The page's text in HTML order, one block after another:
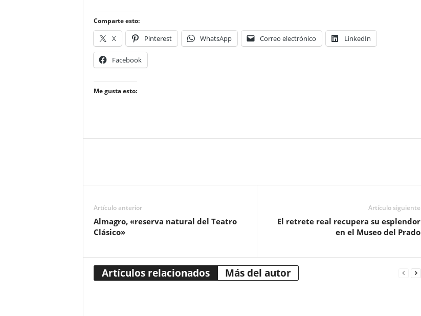
Comparte esto:
X Pinterest WhatsApp Correo electrónico LinkedIn
Facebook
Me gusta esto:
Artículo anterior
Almagro, «reserva natural del Teatro
Clásico»
Artículo siguiente
El retrete real recupera su esplendor
en el Museo del Prado
Artículos relacionados Más del autor